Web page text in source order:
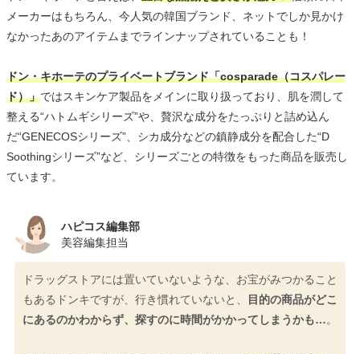
メーカーはもちろん、今人気の韓国ブランド、ネットでしか見かけ
なかったあのアイテムまでラインナップされていることも！
ドン・キホーテのプライベートブランド「cosparade（コスパレー
ド）」ではスキンケア製品をメインに取り扱っており、肌を潤して
整える“ハトムギシリーズ”や、贅沢な成分をたっぷりと詰め込ん
だ“GENECOSシリーズ”、シカ成分などの鎮静成分を配合した“D
Soothingシリーズ”など、シリーズごとの特徴をもった商品を販売し
ています。
ハピコス編集部
美容編集担当
ドラッグストアには置いていないような、お宝がみつかること
もあるドンキですが、行き慣れていないと、
目的の商品がどこ
にあるのかわからず、探すのに時間がかかってしまうかも…。